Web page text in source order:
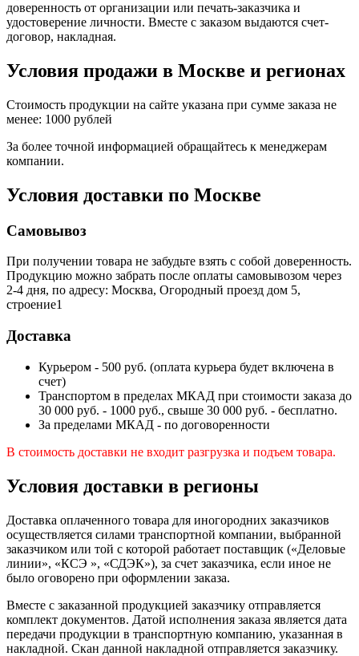
доверенность от организации или печать-заказчика и
удостоверение личности. Вместе с заказом выдаются счет-
договор, накладная.
Условия продажи в Москве и регионах
Стоимость продукции на сайте указана при сумме заказа не
менее: 1000 рублей
За более точной информацией обращайтесь к менеджерам
компании.
Условия доставки по Москве
Самовывоз
При получении товара не забудьте взять с собой доверенность.
Продукцию можно забрать после оплаты самовывозом через
2-4 дня, по адресу: Москва, Огородный проезд дом 5,
строение1
Доставка
Курьером - 500 руб. (оплата курьера будет включена в
счет)
Транспортом в пределах МКАД при стоимости заказа до
30 000 руб. - 1000 руб., свыше 30 000 руб. - бесплатно.
За пределами МКАД - по договоренности
В стоимость доставки не входит разгрузка и подъем товара.
Условия доставки в регионы
Доставка оплаченного товара для иногородних заказчиков
осуществляется силами транспортной компании, выбранной
заказчиком или той с которой работает поставщик («Деловые
линии», «КСЭ », «СДЭК»), за счет заказчика, если иное не
было оговорено при оформлении заказа.
Вместе с заказанной продукцией заказчику отправляется
комплект документов. Датой исполнения заказа является дата
передачи продукции в транспортную компанию, указанная в
накладной. Скан данной накладной отправляется заказчику.